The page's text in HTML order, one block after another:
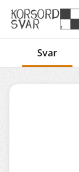
Svar